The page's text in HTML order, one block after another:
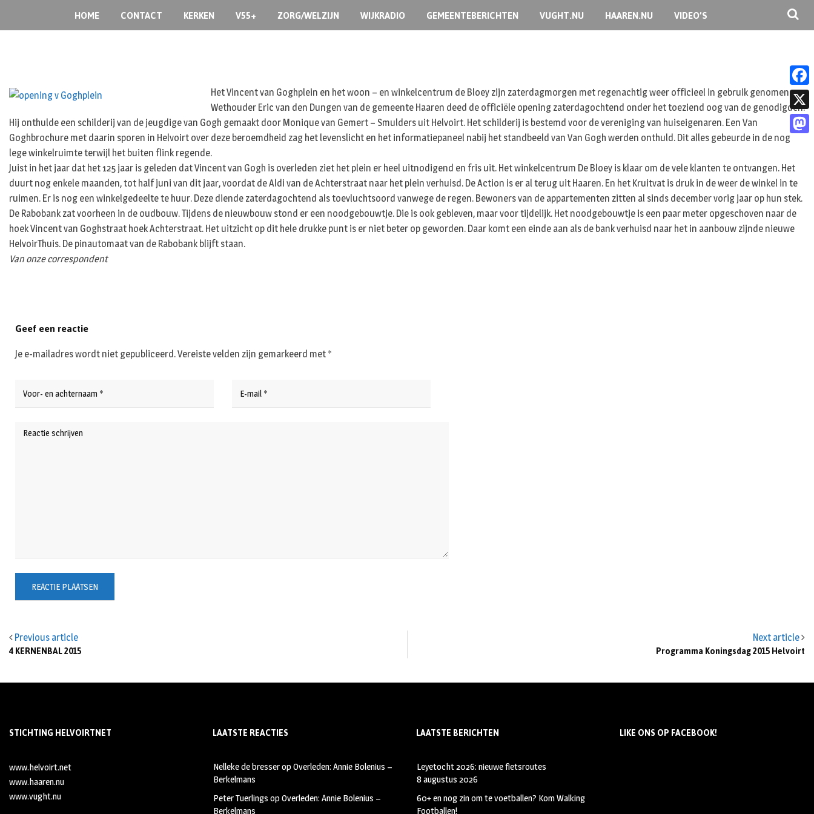
HOME CONTACT KERKEN V55+ ZORG/WELZIJN WIJKRADIO GEMEENTEBERICHTEN VUGHT.NU HAAREN.NU VIDEO’S
Het Vincent van Goghplein en het woon – en winkelcentrum de Bloey zijn zaterdagmorgen met regenachtig weer officieel in gebruik genomen.
Wethouder Eric van den Dungen van de gemeente Haaren deed de officiële opening zaterdagochtend onder het toeziend oog van de genodigden.
Hij onthulde een schilderij van de jeugdige van Gogh gemaakt door Monique van Gemert – Smulders uit Helvoirt. Het schilderij is bestemd voor de vereniging van huiseigenaren. Een Van
Goghbrochure met daarin sporen in Helvoirt over deze beroemdheid zag het levenslicht en het informatiepaneel nabij het standbeeld van Van Gogh werden onthuld. Dit alles gebeurde in de nog
lege winkelruimte terwijl het buiten flink regende.
Juist in het jaar dat het 125 jaar is geleden dat Vincent van Gogh is overleden ziet het plein er heel uitnodigend en fris uit. Het winkelcentrum De Bloey is klaar om de vele klanten te ontvangen. Het
duurt nog enkele maanden, tot half juni van dit jaar, voordat de Aldi van de Achterstraat naar het plein verhuisd. De Action is er al terug uit Haaren. En het Kruitvat is druk in de weer de winkel in te
ruimen. Er is nog een winkelgedeelte te huur. Deze diende zaterdagochtend als toevluchtsoord vanwege de regen. Bewoners van de appartementen zitten al sinds december vorig jaar op hun stek.
De Rabobank zat voorheen in de oudbouw. Tijdens de nieuwbouw stond er een noodgebouwtje. Die is ook gebleven, maar voor tijdelijk. Het noodgebouwtje is een paar meter opgeschoven naar de
hoek Vincent van Goghstraat hoek Achterstraat. Het uitzicht op dit hele drukke punt is er niet beter op geworden. Daar komt een einde aan als de bank verhuisd naar het in aanbouw zijnde nieuwe
HelvoirThuis. De pinautomaat van de Rabobank blijft staan.
Van onze correspondent
Previous article
4 KERNENBAL 2015
Next article
Programma Koningsdag 2015 Helvoirt
Geef een reactie
Je e-mailadres wordt niet gepubliceerd.Vereiste velden zijn gemarkeerd met *
STICHTING HELVOIRTNET
www.helvoirt.net
www.haaren.nu
www.vught.nu
LAATSTE REACTIES
Nelleke de bresseropOverleden: Annie Bolenius –
Berkelmans
Peter Tuerlings opOverleden: Annie Bolenius –
Berkelmans
LAATSTE BERICHTEN
Leyetocht 2026: nieuwe fietsroutes
8 augustus 2026
60+ en nog zin om te voetballen? Kom Walking
Footballen!
LIKE ONS OP FACEBOOK!
F
a
c
b
o
k
X
a
s
t
o